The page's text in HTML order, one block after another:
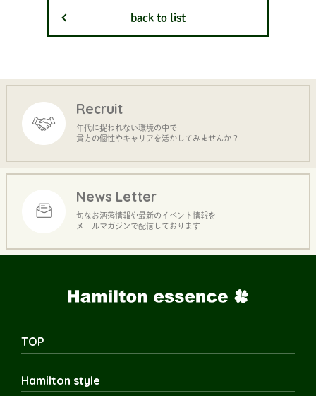
back to list
Recruit
年代に捉われない環境の中で
貴方の個性やキャリアを活かしてみませんか？
News Letter
旬なお洒落情報や最新のイベント情報を
メールマガジンで配信しております
TOP
Hamilton style